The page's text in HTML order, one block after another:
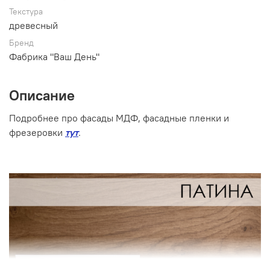
Текстура
древесный
Бренд
Фабрика "Ваш День"
Описание
Подробнее про фасады МДФ, фасадные пленки и
фрезеровки тут.